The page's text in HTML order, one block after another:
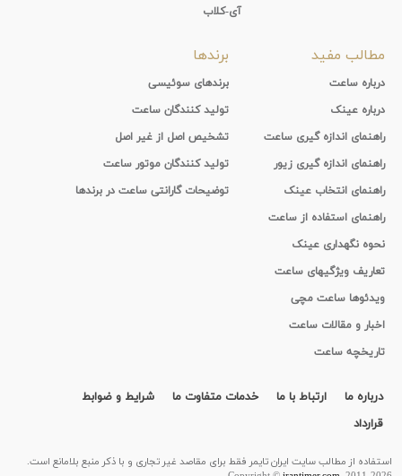
آی-کلاب
مطالب مفید
درباره ساعت
درباره عینک
راهنمای اندازه گیری ساعت
راهنمای اندازه گیری زیور
راهنمای انتخاب عینک
راهنمای استفاده از ساعت
نحوه نگهداری عینک
تعاریف ویژگیهای ساعت
ویدئوها ساعت مچی
اخبار و مقالات ساعت
تاریخچه ساعت
برندها
برندهای سوئیسی
تولید کنندگان ساعت
تشخیص اصل از غیر اصل
تولید کنندگان موتور ساعت
توضیحات گارانتی ساعت در برندها
درباره ما ارتباط با ما خدمات متفاوت ما
شرایط و ضوابط
قرارداد
استفاده از مطالب سايت ایران تایمر فقط برای مقاصد غیر تجاری و با ذکر منبع بلامانع است.